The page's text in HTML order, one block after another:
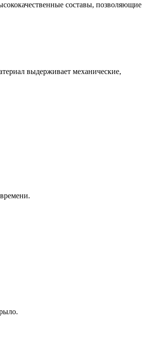
составы, позволяющие
выдерживает механические,